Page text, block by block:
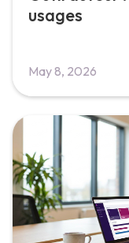
usages
May 8, 2026